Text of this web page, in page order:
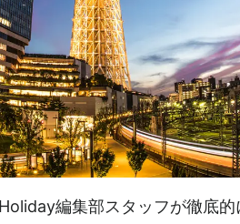
編集部スタッフが徹底